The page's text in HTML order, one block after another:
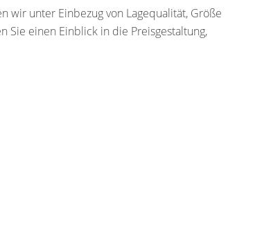
wir unter Einbezug von Lagequalität, Größe
Sie einen Einblick in die Preisgestaltung,